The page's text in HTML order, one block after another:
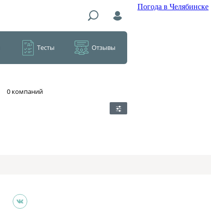
Погода в Челябинске
Тесты Отзывы
​0 компаний